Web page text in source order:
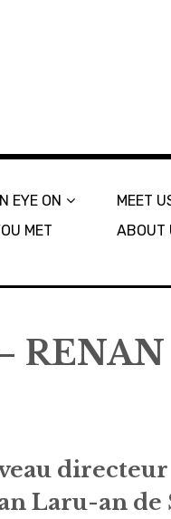
EYE ON
MET
MEET
ABOUT
Laru-an de